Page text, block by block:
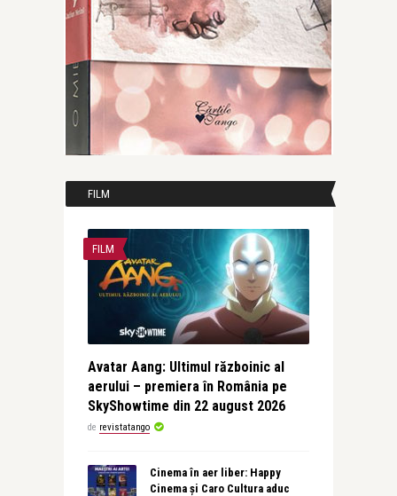
FILM
FILM
Avatar Aang: Ultimul războinic al
aerului – premiera în România pe
SkyShowtime din 22 august 2026
de revistatango
Cinema în aer liber: Happy
Cinema și Caro Cultura aduc